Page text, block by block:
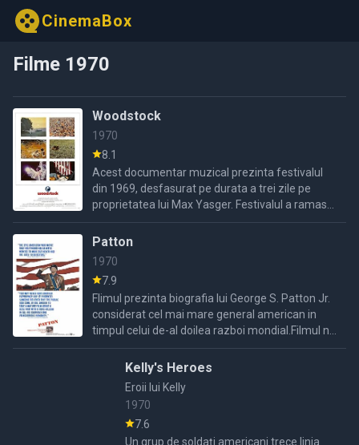
CinemaBox
Filme 1970
Woodstock
1970
8.1
Acest documentar muzical prezinta festivalul
din 1969, desfasurat pe durata a trei zile pe
proprietatea lui Max Yasger. Festivalul a ramas
pana azi cea mai celebra manifestare a
Patton
1970
7.9
Flimul prezinta biografia lui George S. Patton Jr.
considerat cel mai mare general american in
timpul celui de-al doilea razboi mondial.Filmul ne
prezinta traseul militar incepand cu campania
Kelly's Heroes
Eroii lui Kelly
1970
7.6
Un grup de soldați americani trece linia